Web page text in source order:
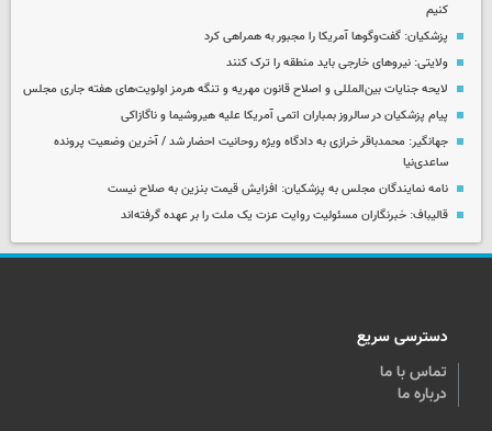
کنیم
پزشکیان: گفت‌وگوها آمریکا را مجبور به همراهی کرد
ولایتی: نیروهای خارجی باید منطقه را ترک کنند
لایحه جنایات بین‌المللی و اصلاح قانون مهریه و تنگه هرمز اولویت‌های هفته جاری مجلس
پیام پزشکیان در سالروز بمباران اتمی آمریکا علیه هیروشیما و ناگازاکی
جهانگیر: محمدباقر خرازی به دادگاه ویژه روحانیت احضار شد / آخرین وضعیت پرونده
ساعدی‌نیا
نامه نمایندگان مجلس به پزشکیان: افزایش قیمت بنزین به صلاح نیست
قالیباف: خبرنگاران مسئولیت روایت عزت یک ملت را بر عهده گرفته‌اند
دسترسی سریع
تماس با ما
درباره ما